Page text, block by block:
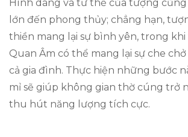
Hình dáng và tư thế của tượng
lớn đến phong thủy; chẳng hạn,
thiền mang lại sự bình yên, trong
Quan Âm có thể mang lại sự che chở
cả gia đình. Thực hiện những bước
mỉ sẽ giúp không gian thờ cúng trở
thu hút năng lượng tích cực.